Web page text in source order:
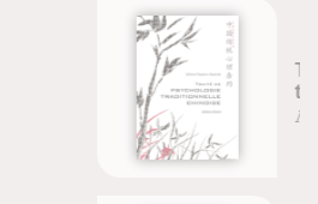
Traité de psychologie
traditionnelle chinoise
Michel Deydier-Bastide